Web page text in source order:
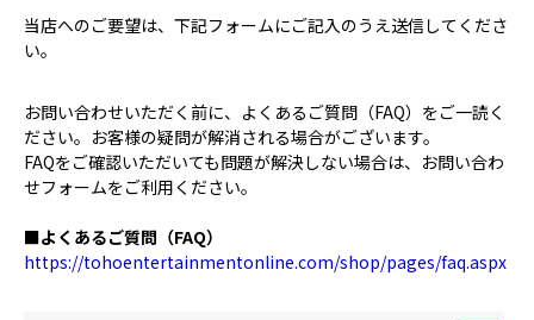
当店へのご要望は、下記フォームにご記入のうえ送信してくださ
い。
お問い合わせいただく前に、よくあるご質問（FAQ）をご一読く
ださい。お客様の疑問が解消される場合がございます。
FAQをご確認いただいても問題が解決しない場合は、お問い合わ
せフォームをご利用ください。
■よくあるご質問（FAQ）
https://tohoentertainmentonline.com/shop/pages/faq.aspx